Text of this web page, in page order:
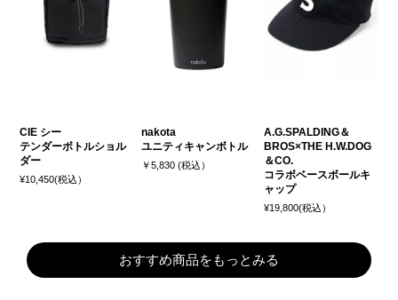
CIE シー
テンダーボトルショル
ダー
¥10,450(税込）
nakota
ユニティキャンボトル
￥5,830 (税込）
A.G.SPALDING＆
BROS×THE H.W.DOG
＆CO.
コラボベースボールキ
ャップ
¥19,800(税込）
おすすめ商品をもっとみる